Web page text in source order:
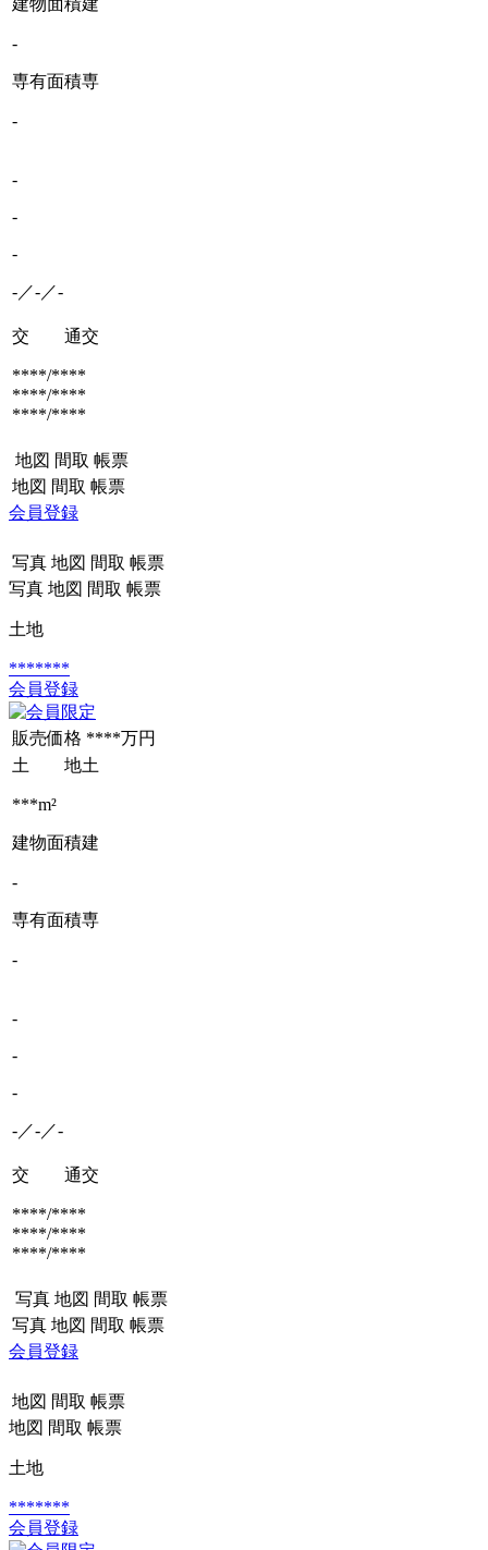
-
専有面積専
-
-
-
-
-／-／-
交 通交
****/****
****/****
****/****
地図 間取 帳票
地図 間取 帳票
会員登録
写真 地図 間取 帳票
写真 地図 間取 帳票
土地
*******
会員登録
販売価格 ****万円
土 地土
***m²
建物面積建
-
専有面積専
-
-
-
-
-／-／-
交 通交
****/****
****/****
****/****
写真 地図 間取 帳票
写真 地図 間取 帳票
会員登録
地図 間取 帳票
地図 間取 帳票
土地
*******
会員登録